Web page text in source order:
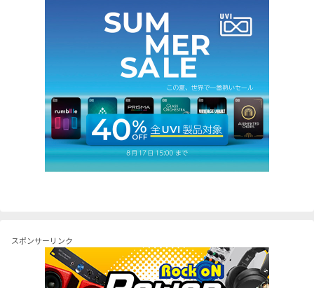
スポンサーリンク